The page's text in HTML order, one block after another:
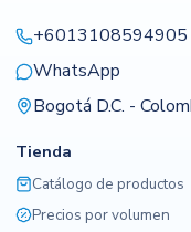
+6013108594905
WhatsApp
Bogotá D.C. -
Tienda
Catálogo de productos
Precios por volumen